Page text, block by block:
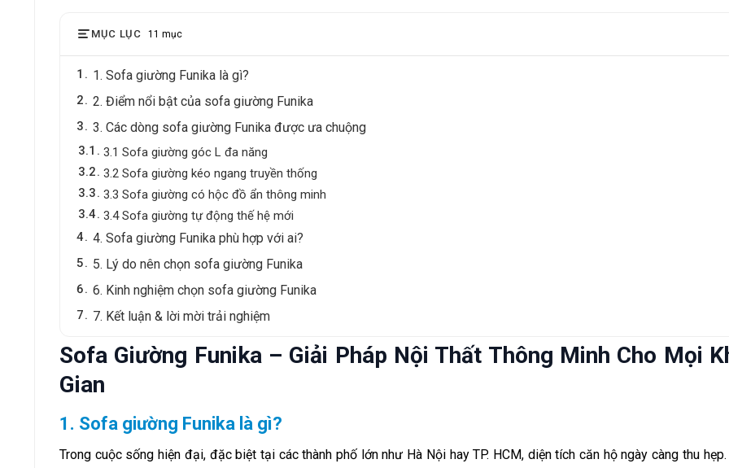
MỤC LỤC 11 mục
1 1. Sofa giường Funika là gì?
2 2. Điểm nổi bật của sofa giường Funika
3 3. Các dòng sofa giường Funika được ưa chuộng
3.1
3.1 Sofa giường góc L đa năng
3.2 3.2 Sofa giường kéo ngang truyền thống
3.3 3.3 Sofa giường có hộc đồ ẩn thông minh
3.4 3.4 Sofa giường tự động thế hệ mới
4
4. Sofa giường Funika phù hợp với ai?
5 5. Lý do nên chọn sofa giường Funika
6 6. Kinh nghiệm chọn sofa giường Funika
7 7. Kết luận & lời mời trải nghiệm
Sofa Giường Funika – Giải Pháp Nội Thất Thông Minh Cho Mọi
Gian
1. Sofa giường Funika là gì?
Trong cuộc sống hiện đại, đặc biệt tại các thành phố lớn như Hà Nội hay TP. HCM, diện tích căn hộ ngày càng thu hẹp.